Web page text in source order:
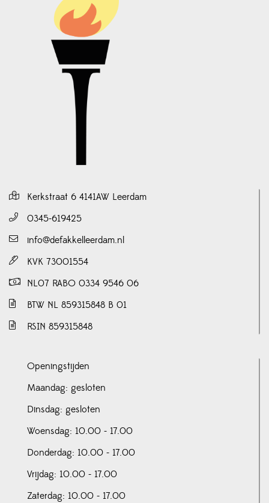
Kerkstraat 6 4141AW Leerdam
0345-619425
info@defakkelleerdam.nl
KVK 73001554
NL07 RABO 0334 9546 06
BTW NL 859315848 B 01
RSIN 859315848
Openingstijden
Maandag: gesloten
Dinsdag: gesloten
Woensdag: 10.00 - 17.00
Donderdag: 10.00 - 17.00
Vrijdag: 10.00 - 17.00
Zaterdag: 10.00 - 17.00